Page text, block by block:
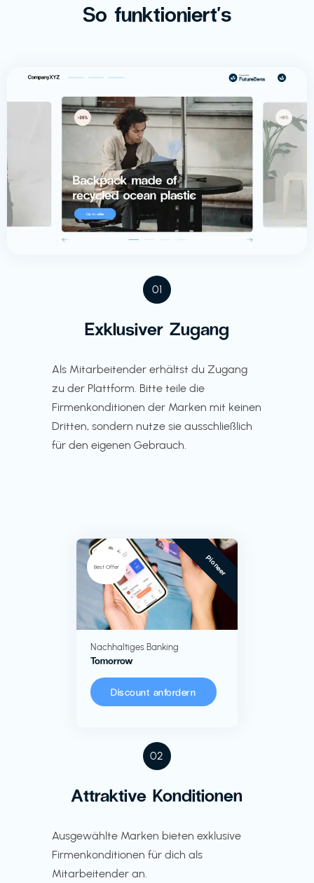
So funktioniert's
01
Exklusiver Zugang
Als Mitarbeitender erhältst du Zugang
zu der Plattform. Bitte teile die
Firmenkonditionen der Marken mit keinen
Dritten, sondern nutze sie ausschließlich
für den eigenen Gebrauch.
02
Attraktive Konditionen
Ausgewählte Marken bieten exklusive
Firmenkonditionen für dich als
Mitarbeitender an.
Best Offer Pioneer
Nachhaltiges Banking
Tomorrow
Discount anfordern